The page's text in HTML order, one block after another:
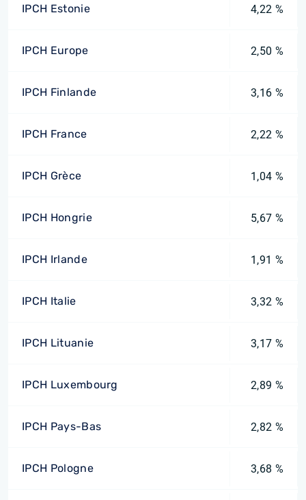
IPCH Estonie 4,22 %
IPCH Europe 2,50 %
IPCH Finlande 3,16 %
IPCH France 2,22 %
IPCH Grèce 1,04 %
IPCH Hongrie 5,67 %
IPCH Irlande 1,91 %
IPCH Italie 3,32 %
IPCH Lituanie 3,17 %
IPCH Luxembourg 2,89 %
IPCH Pays-Bas 2,82 %
IPCH Pologne 3,68 %